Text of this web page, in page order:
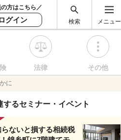
方はこちら／
グイン 検索 メニュー
法律 その他
に
するセミナー・イベント
らないと損する相続税